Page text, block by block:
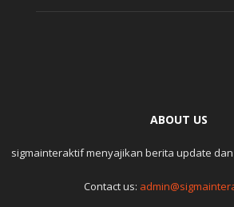
ABOUT US
sigmainteraktif menyajikan berita update
Contact us: